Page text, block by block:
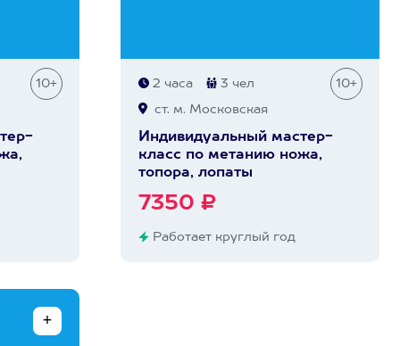
10+ 2 часа 3 чел 10+
ст. м. Московская
Индивидуальный мастер-
класс по метанию ножа,
топора, лопаты
7350 ₽
Работает круглый год